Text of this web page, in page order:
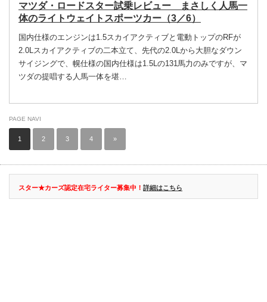
マツダ・ロードスター試乗レビュー まさしく人馬一
体のライトウェイトスポーツカー（3／6）
国内仕様のエンジンは1.5スカイアクティブと電動トップのRFが
2.0Lスカイアクティブの二本立て、先代の2.0Lから大胆なダウン
サイジングで、幌仕様の国内仕様は1.5Lの131馬力のみですが、マ
ツダの提唱する人馬一体を堪…
PAGE NAVI
1 2 3 4 »
スター★カーズ認定在宅ライター募集中！ 詳細はこちら